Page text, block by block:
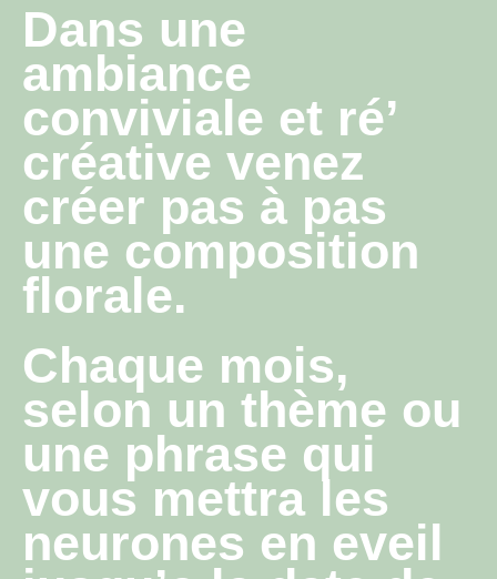
Dans une
ambiance
conviviale et ré’
créative venez
créer pas à pas
une composition
florale.
Chaque mois,
selon un thème ou
une phrase qui
vous mettra les
neurones en eveil